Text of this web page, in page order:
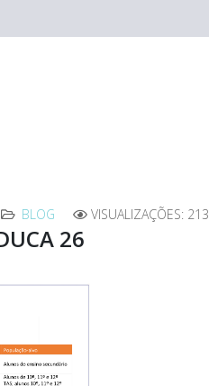
BLOG VISUALIZAÇÕES: 213
26